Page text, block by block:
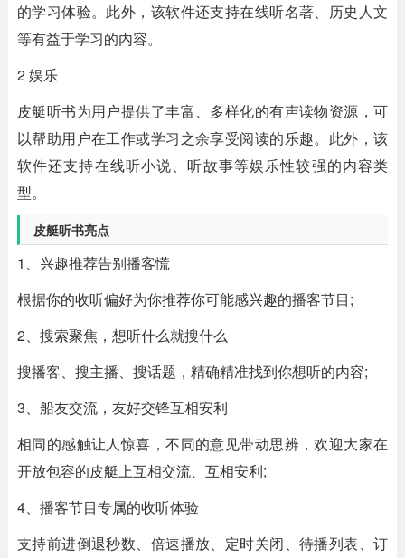
的学习体验。此外，该软件还支持在线听名著、历史人文
等有益于学习的内容。
2 娱乐
皮艇听书为用户提供了丰富、多样化的有声读物资源，可
以帮助用户在工作或学习之余享受阅读的乐趣。此外，该
软件还支持在线听小说、听故事等娱乐性较强的内容类
型。
皮艇听书亮点
1、兴趣推荐告别播客慌
根据你的收听偏好为你推荐你可能感兴趣的播客节目;
2、搜索聚焦，想听什么就搜什么
搜播客、搜主播、搜话题，精确精准找到你想听的内容;
3、船友交流，友好交锋互相安利
相同的感触让人惊喜，不同的意见带动思辨，欢迎大家在
开放包容的皮艇上互相交流、互相安利;
4、播客节目专属的收听体验
支持前进倒退秒数、倍速播放、定时关闭、待播列表、订